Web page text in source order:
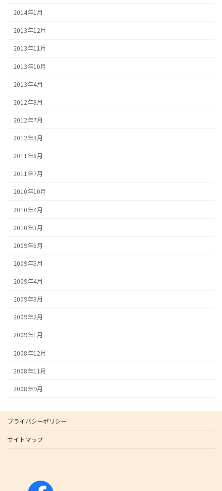
2014年1月
2013年12月
2013年11月
2013年10月
2013年4月
2012年8月
2012年7月
2012年3月
2011年8月
2011年7月
2010年10月
2010年4月
2010年3月
2009年6月
2009年5月
2009年4月
2009年3月
2009年2月
2009年1月
2008年12月
2008年11月
2008年9月
プライバシーポリシー
サイトマップ